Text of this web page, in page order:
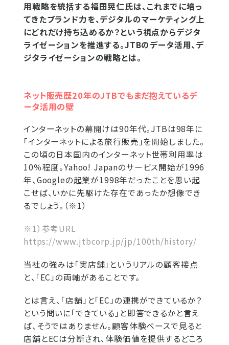
用戦略を統括する福田晃仁氏は、これまでに培っ
てきたブランド力を、デジタルのマーケティング上
にどれだけ持ち込めるか？という視点からデジタ
ライゼーションを推進する。JTBのデータ活用、デ
ジタライゼーションの戦略とは。
ネット販売歴20年のJTBでもまだ抱えているデ
ータ活用の壁
インターネットの幕開けは90年代。JTBは98年に
「インターネットによる旅行販売」を開始しました。
この頃の日本国内のインターネット世帯利用率は
10％程度。Yahoo! Japanのサービス開始が1996
年、Googleの起業が1998年だったことを思い起
こせば、いかに先駆けた存在であったか想像でき
るでしょう。（※1）
※1）参考URL
https://www.jtbcorp.jp/jp/100th/history/
当社の強みは「実店舗」というリアルの顧客接点
と、「EC」の両軸があることです。
とは言え、「店舗」と「EC」の連携ができているか？
という問いに「できている」と即答できるかと言え
ば、そうではありません。顧客体験ベースで見ると
店舗とECは分断され、体験価値を提供するどころ